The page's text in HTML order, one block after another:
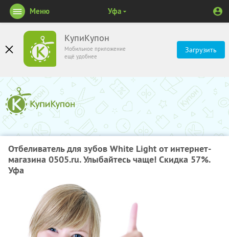
КупиКупон
Мобильное приложение
ещё удобнее
Загрузить
Меню Уфа
Отбеливатель для зубов White Light от интернет-
магазина 0505.ru. Улыбайтесь чаще! Скидка 57%.
Уфа